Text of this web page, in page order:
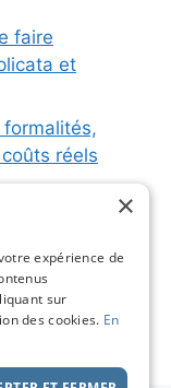
faire
et
formalités,
réels
plaques
: étapes
éviter les
×
expérience de
sur
des cookies. En